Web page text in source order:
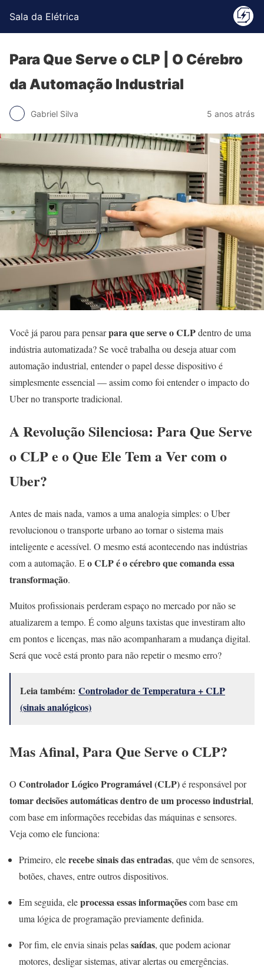
Sala da Elétrica
Para Que Serve o CLP | O Cérebro
da Automação Industrial
Gabriel Silva 5 anos atrás
Você já parou para pensarpara que serve o CLPdentro de uma
indústria automatizada? Se você trabalha ou deseja atuar com
automação industrial, entender o papel desse dispositivo é
simplesmente essencial — assim como foi entender o impacto do
Uber no transporte tradicional.
A Revolução Silenciosa: Para Que Serve
o CLP e o Que Ele Tem a Ver com o
Uber?
Antes de mais nada, vamos a uma analogia simples: o Uber
revolucionou o transporte urbano ao tornar o sistema mais
inteligente e acessível. O mesmo está acontecendo nas indústrias
com a automação. Eo CLP é o cérebro que comanda essa
transformação.
Muitos profissionais perderam espaço no mercado por não se
atualizarem a tempo. É como alguns taxistas que investiram alto
em pontos e licenças, mas não acompanharam a mudança digital.
Será que você está pronto para não repetir o mesmo erro?
Leia também: Controlador de Temperatura + CLP
(sinais analógicos)
Mas Afinal, Para Que Serve o CLP?
O Controlador Lógico Programável (CLP)é responsável por
tomar decisões automáticas dentro de um processo industrial,
com base em informações recebidas das máquinas e sensores.
Veja como ele funciona:
Primeiro, elerecebe sinais das entradas, que vêm de sensores,
botões, chaves, entre outros dispositivos.
Em seguida, eleprocessa essas informaçõescom base em
uma lógica de programação previamente definida.
Por fim, ele envia sinais pelassaídas, que podem acionar
motores, desligar sistemas, ativar alertas ou emergências.